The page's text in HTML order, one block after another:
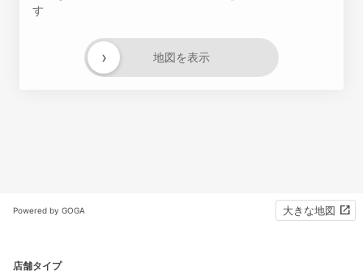
す
地図を表示
›
Powered by GOGA 大きな地図
店舗タイプ